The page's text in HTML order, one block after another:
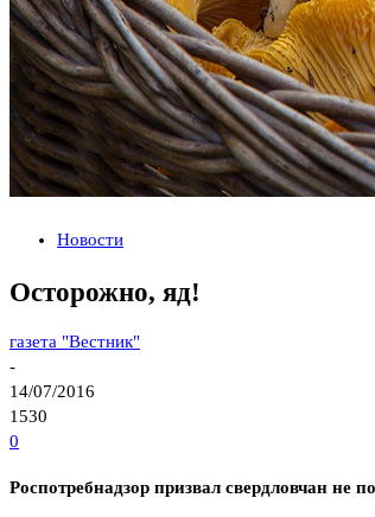
Новости
Осторожно, яд!
газета "Вестник"
-
14/07/2016
1530
0
Роспотребнадзор призвал свердловчан не